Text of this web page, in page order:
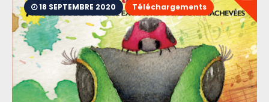
18 SEPTEMBRE 2020 Téléchargements